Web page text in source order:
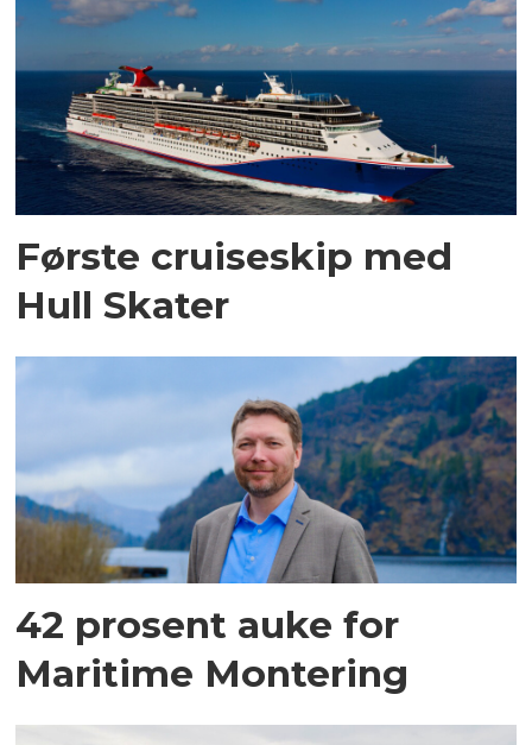
Første cruiseskip med
Hull Skater
42 prosent auke for
Maritime Montering